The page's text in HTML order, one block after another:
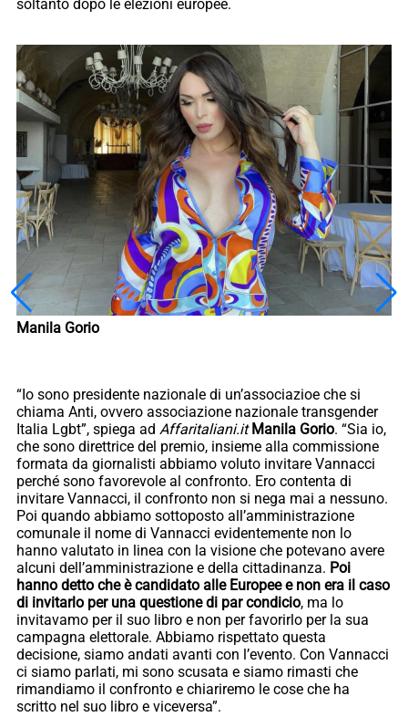
soltanto dopo le elezioni europee.
Manila Gorio
“Io sono presidente nazionale di un’associazioe che si
chiama Anti, ovvero associazione nazionale transgender
Italia Lgbt”, spiega ad Affaritaliani.it Manila Gorio. “Sia io,
che sono direttrice del premio, insieme alla commissione
formata da giornalisti abbiamo voluto invitare Vannacci
perché sono favorevole al confronto. Ero contenta di
invitare Vannacci, il confronto non si nega mai a nessuno.
Poi quando abbiamo sottoposto all’amministrazione
comunale il nome di Vannacci evidentemente non lo
hanno valutato in linea con la visione che potevano avere
alcuni dell’amministrazione e della cittadinanza. Poi
hanno detto che è candidato alle Europee e non era il caso
di invitarlo per una questione di par condicio, ma lo
invitavamo per il suo libro e non per favorirlo per la sua
campagna elettorale. Abbiamo rispettato questa
decisione, siamo andati avanti con l’evento. Con Vannacci
ci siamo parlati, mi sono scusata e siamo rimasti che
rimandiamo il confronto e chiariremo le cose che ha
scritto nel suo libro e viceversa”.